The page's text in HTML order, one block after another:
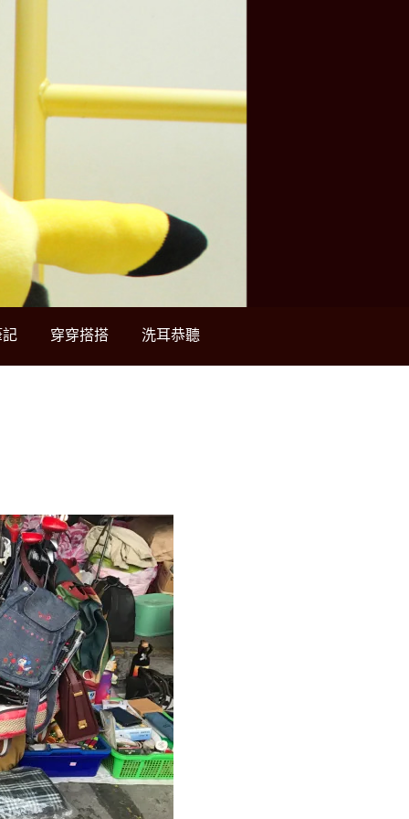
穿穿搭搭 洗耳恭聽